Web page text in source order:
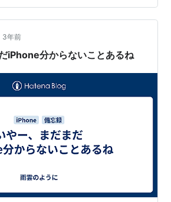
「ホワイトノイズ」が聞ける機能
効果がありました。 特にアプリを入
準機能ってところも嬉しい。 ホワイ
な効果…
3年前
iPhone分からないことあるね